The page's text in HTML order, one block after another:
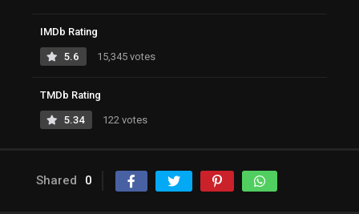
IMDb Rating
5.6 15,345 votes
TMDb Rating
5.34 122 votes
Shared 0